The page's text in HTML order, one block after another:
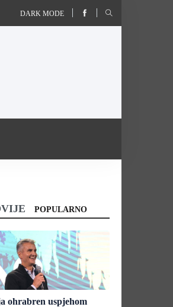
DARK MODE
POPULARNO
ohrabren uspjehom